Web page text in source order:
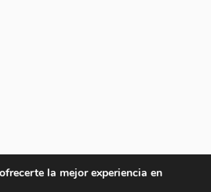
la mejor experiencia en